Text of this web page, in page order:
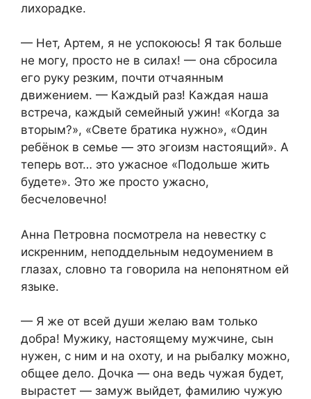
лихорадке.
— Нет, Артем, я не успокоюсь! Я так больше
не могу, просто не в силах! — она сбросила
его руку резким, почти отчаянным
движением. — Каждый раз! Каждая наша
встреча, каждый семейный ужин! «Когда за
вторым?», «Свете братика нужно», «Один
ребёнок в семье — это эгоизм настоящий». А
теперь вот… это ужасное «Подольше жить
будете». Это же просто ужасно,
бесчеловечно!
Анна Петровна посмотрела на невестку с
искренним, неподдельным недоумением в
глазах, словно та говорила на непонятном ей
языке.
— Я же от всей души желаю вам только
добра! Мужику, настоящему мужчине, сын
нужен, с ним и на охоту, и на рыбалку можно,
общее дело. Дочка — она ведь чужая будет,
вырастет — замуж выйдет, фамилию чужую